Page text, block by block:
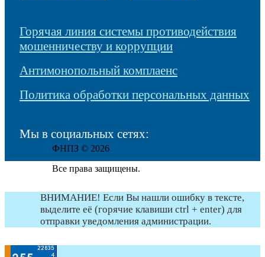
Горячая линия системы противодействия
мошенничеству и коррупции
Антимонопольный комплаенс
Политика обработки персональных данных
Мы в социальных сетях:
ФНПЗ © 2026
Все права защищены.
ВНИМАНИЕ! Если Вы нашли ошибку в тексте,
выделите её (горячие клавиши ctrl + enter) для
отправки уведомления администрации.